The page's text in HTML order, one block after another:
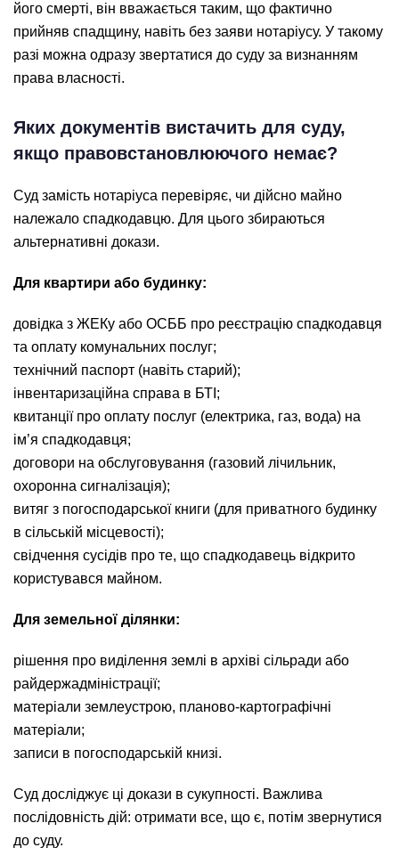
його смерті, він вважається таким, що фактично
прийняв спадщину, навіть без заяви нотаріусу. У такому
разі можна одразу звертатися до суду за визнанням
права власності.
Яких документів вистачить для суду,
якщо правовстановлюючого немає?
Суд замість нотаріуса перевіряє, чи дійсно майно
належало спадкодавцю. Для цього збираються
альтернативні докази.
Для квартири або будинку:
довідка з ЖЕКу або ОСББ про реєстрацію спадкодавця
та оплату комунальних послуг;
технічний паспорт (навіть старий);
інвентаризаційна справа в БТІ;
квитанції про оплату послуг (електрика, газ, вода) на
ім’я спадкодавця;
договори на обслуговування (газовий лічильник,
охоронна сигналізація);
витяг з погосподарської книги (для приватного будинку
в сільській місцевості);
свідчення сусідів про те, що спадкодавець відкрито
користувався майном.
Для земельної ділянки:
рішення про виділення землі в архіві сільради або
райдержадміністрації;
матеріали землеустрою, планово-картографічні
матеріали;
записи в погосподарській книзі.
Суд досліджує ці докази в сукупності. Важлива
послідовність дій: отримати все, що є, потім звернутися
до суду.